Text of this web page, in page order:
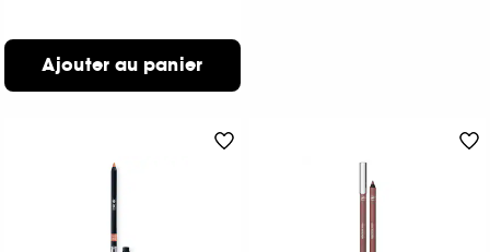
Ajouter au panier